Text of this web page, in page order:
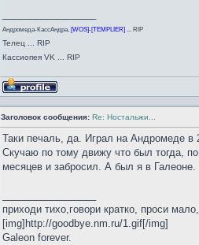
Андромеда-КассАндра, [WOS]-[TEMPLIER] ... RIP
Телец ... RIP
Кассиопея VK ... RIP
Профиль
Заголовок сообщения: Re: Ностальжи...
Таки печаль, да. Играл на Андромеде
Скучаю по тому движу что был тогда,
месяцев и забросил. А был я в
приходи тихо,говори кратко, проси
[img]http://goodbye.nm.ru/1.gif[/img]
Galeon forever.